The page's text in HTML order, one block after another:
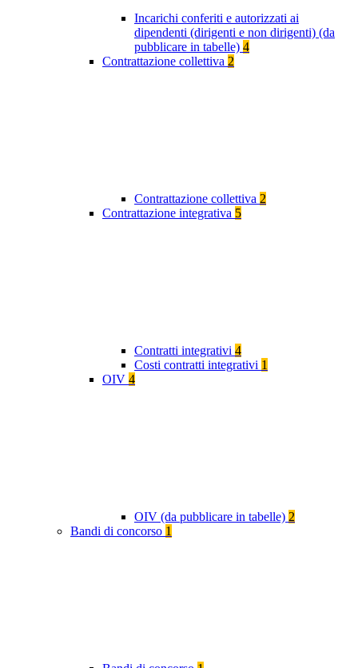
Incarichi conferiti e autorizzati ai
dipendenti (dirigenti e non dirigenti) (da
pubblicare in tabelle) 4
Contrattazione collettiva 2
Contrattazione collettiva 2
Contrattazione integrativa 5
Contratti integrativi 4
Costi contratti integrativi 1
OIV 4
OIV (da pubblicare in tabelle) 2
Bandi di concorso 1